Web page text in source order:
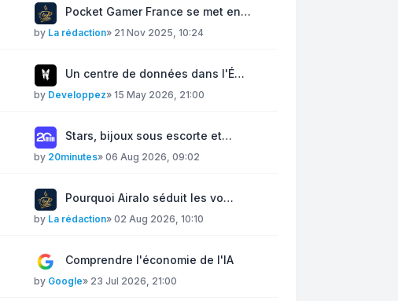
Pocket Gamer France se met en…
by La rédaction» 21 Nov 2025, 10:24
Un centre de données dans l'É…
by Developpez» 15 May 2026, 21:00
Stars, bijoux sous escorte et…
by 20minutes» 06 Aug 2026, 09:02
Pourquoi Airalo séduit les vo…
by La rédaction» 02 Aug 2026, 10:10
Comprendre l'économie de l'IA
by Google» 23 Jul 2026, 21:00